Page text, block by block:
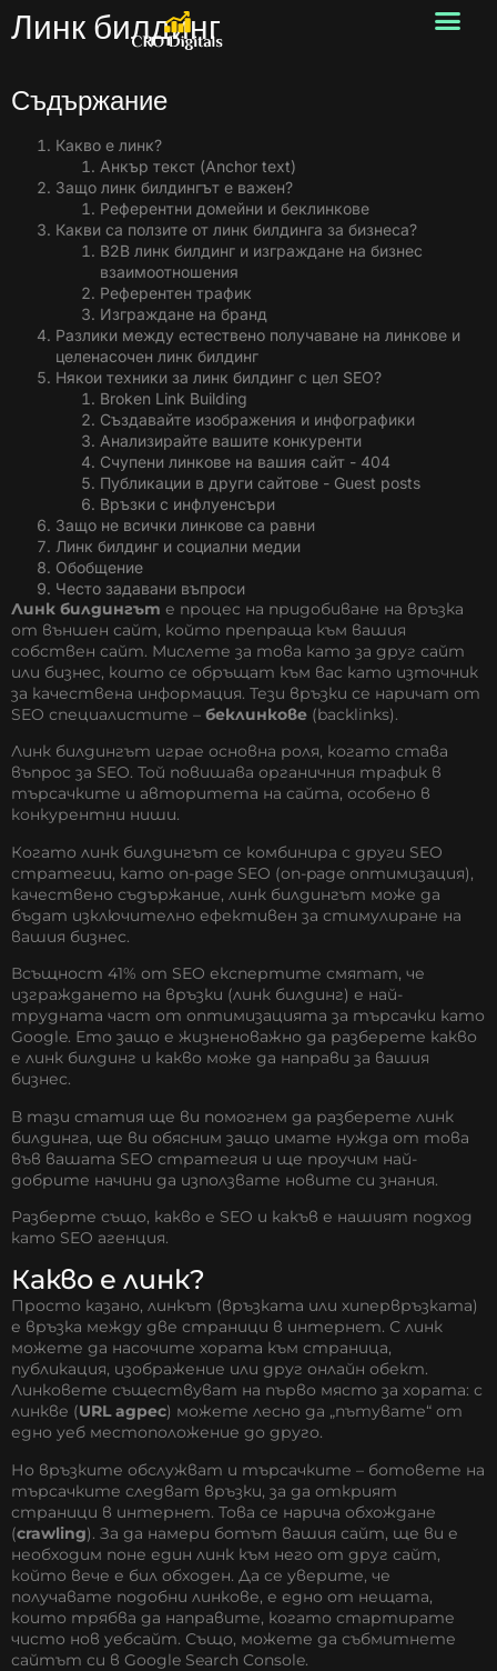
Линк билдинг
Съдържание
Какво е линк?
Анкър текст (Anchor text)
Защо линк билдингът е важен?
Референтни домейни и беклинкове
Какви са ползите от линк билдинга за бизнеса?
B2B линк билдинг и изграждане на бизнес
взаимоотношения
Референтен трафик
Изграждане на бранд
Разлики между естествено получаване на линкове и
целенасочен линк билдинг
Някои техники за линк билдинг с цел SEO?
Broken Link Building
Създавайте изображения и инфографики
Анализирайте вашите конкуренти
Счупени линкове на вашия сайт - 404
Публикации в други сайтове - Guest posts
Връзки с инфлуенсъри
Защо не всички линкове са равни
Линк билдинг и социални медии
Обобщение
Често задавани въпроси
Линк билдингът е процес на придобиване на връзка
от външен сайт, който препраща към вашия
собствен сайт. Мислете за това като за друг сайт
или бизнес, които се обръщат към вас като източник
за качествена информация. Тези връзки се наричат от
SEO специалистите – беклинкове (backlinks).
Линк билдингът играе основна роля, когато става
въпрос за SEO. Той повишава органичния трафик в
търсачките и авторитета на сайта, особено в
конкурентни ниши.
Когато линк билдингът се комбинира с други SEO
стратегии, като on-page SEO (on-page оптимизация),
качествено съдържание, линк билдингът може да
бъдат изключително ефективен за стимулиране на
вашия бизнес.
Всъщност 41% от SEO експертите смятат, че
изграждането на връзки (линк билдинг) е най-
трудната част от оптимизацията за търсачки като
Google. Ето защо е жизненоважно да разберете какво
е линк билдинг и какво може да направи за вашия
бизнес.
В тази статия ще ви помогнем да разберете линк
билдинга, ще ви обясним защо имате нужда от това
във вашата SEO стратегия и ще проучим най-
добрите начини да използвате новите си знания.
Разберте също, какво е SEO и какъв е нашият подход
като SEO агенция.
Какво е линк?
Просто казано, линкът (връзката или хипервръзката)
е връзка между две страници в интернет. С линк
можете да насочите хората към страница,
публикация, изображение или друг онлайн обект.
Линковете съществуват на първо място за хората: с
линкве (URL aдрес) можете лесно да „пътувате“ от
едно уеб местоположение до друго.
Но връзките обслужват и търсачките – ботовете на
търсачките следват връзки, за да открият
страници в интернет. Това се нарича обхождане
(crawling). За да намери ботът вашия сайт, ще ви е
необходим поне един линк към него от друг сайт,
който вече е бил обходен. Да се уверите, че
получавате подобни линкове, е едно от нещата,
които трябва да направите, когато стартирате
чисто нов уебсайт. Също, можете да събмитнете
сайтът си в Google Search Console.